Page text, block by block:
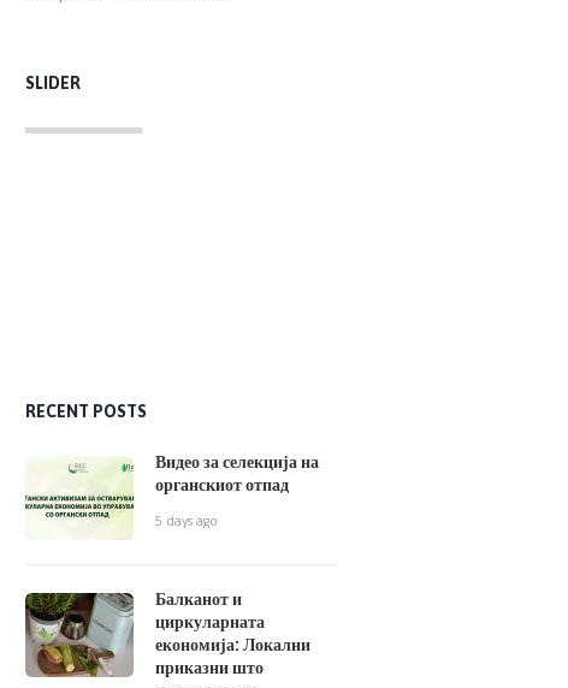
SLIDER
RECENT POSTS
Видео за селекција на
органскиот отпад
5 days ago
Балканот и
циркуларната
економија: Локални
приказни што